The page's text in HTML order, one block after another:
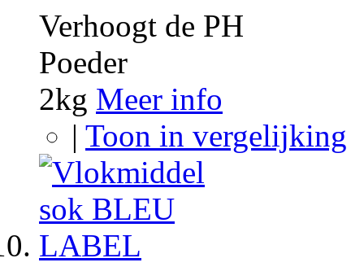
Verhoogt de PH
Poeder
2kg Meer info
| Toon in vergelijking